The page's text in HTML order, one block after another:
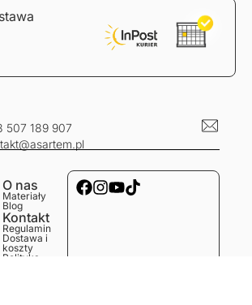
507 189 907
O nas
Materiały
Blog
Kontakt
Regulamin
Dostawa i
koszty
Polityka